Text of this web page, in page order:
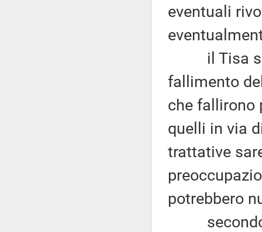
eventuali
il Tisa
fallimento
che fallirono
quelli in via
trattative
potrebbero
secondo